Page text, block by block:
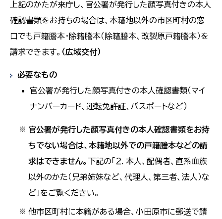
上記のかたが来庁し、官公署が発行した顔写真付きの本人
確認書類をお持ちの場合は、本籍地以外の市区町村の窓
口でも戸籍謄本・除籍謄本（除籍謄本、改製原戸籍謄本）を
請求できます。 （広域交付）
必要なもの
官公署が発行した顔写真付きの本人確認書類（マイ
ナンバーカード、運転免許証、パスポートなど）
※ 官公署が発行した顔写真付きの本人確認書類をお持
ちでない場合は、本籍地以外での戸籍謄本などの請
求はできません。 下記の「２．本人、配偶者、直系血族
以外のかた（兄弟姉妹など、代理人、第三者、法人）な
ど」をご覧ください。
※ 他市区町村に本籍がある場合、小田原市に郵送で請